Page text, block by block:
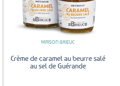
Ajouter
aux
favoris
MAISON BRIEUC
Crème de caramel au beurre salé
au sel de Guérande